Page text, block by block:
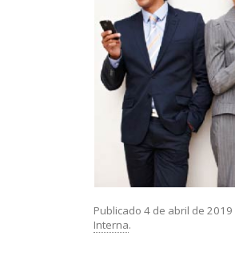
Publicado 4 de abril de 2019
Interna.